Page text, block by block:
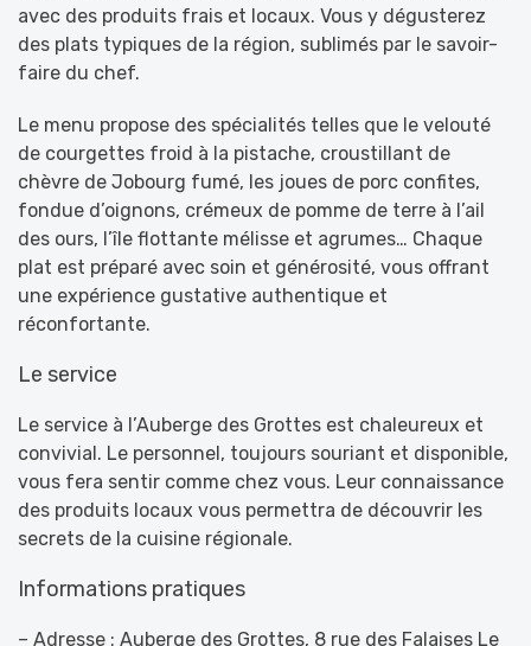
avec des produits frais et locaux. Vous y dégusterez
des plats typiques de la région, sublimés par le savoir-
faire du chef.
Le menu propose des spécialités telles que le velouté
de courgettes froid à la pistache, croustillant de
chèvre de Jobourg fumé, les joues de porc confites,
fondue d’oignons, crémeux de pomme de terre à l’ail
des ours, l’île flottante mélisse et agrumes… Chaque
plat est préparé avec soin et générosité, vous offrant
une expérience gustative authentique et
réconfortante.
Le service
Le service à l’Auberge des Grottes est chaleureux et
convivial. Le personnel, toujours souriant et disponible,
vous fera sentir comme chez vous. Leur connaissance
des produits locaux vous permettra de découvrir les
secrets de la cuisine régionale.
Informations pratiques
– Adresse : Auberge des Grottes, 8 rue des Falaises Le